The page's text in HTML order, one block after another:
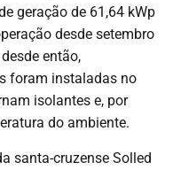
geração de 61,64 kWp
desde setembro
então,
foram instaladas no
isolantes e, por
do ambiente.
santa-cruzense Solled